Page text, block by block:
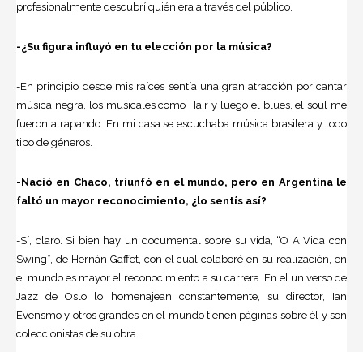
profesionalmente descubrí quién era a través del público.
-¿Su figura influyó en tu elección por la música?
-En principio desde mis raíces sentía una gran atracción por cantar
música negra, los musicales como Hair y luego el blues, el soul me
fueron atrapando. En mi casa se escuchaba música brasilera y todo
tipo de géneros.
-Nació en Chaco, triunfó en el mundo, pero en Argentina le
faltó un mayor reconocimiento, ¿lo sentís así?
-Sí, claro. Si bien hay un documental sobre su vida, “O A Vida con
Swing”, de Hernán Gaffet, con el cual colaboré en su realización, en
el mundo es mayor el reconocimiento a su carrera. En el universo de
Jazz de Oslo lo homenajean constantemente, su director, Ian
Evensmo y otros grandes en el mundo tienen páginas sobre él y son
coleccionistas de su obra.